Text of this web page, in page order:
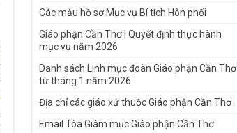
Các mẫu hồ sơ Mục vụ Bí tích Hôn phối
Giáo phận Cần Thơ | Quyết định thực hành
mục vụ năm 2026
Danh sách Linh mục đoàn Giáo phận Cần Thơ
từ tháng 1 năm 2026
Địa chỉ các giáo xứ thuộc Giáo phận Cần Thơ
Email Tòa Giám mục Giáo phận Cần Thơ